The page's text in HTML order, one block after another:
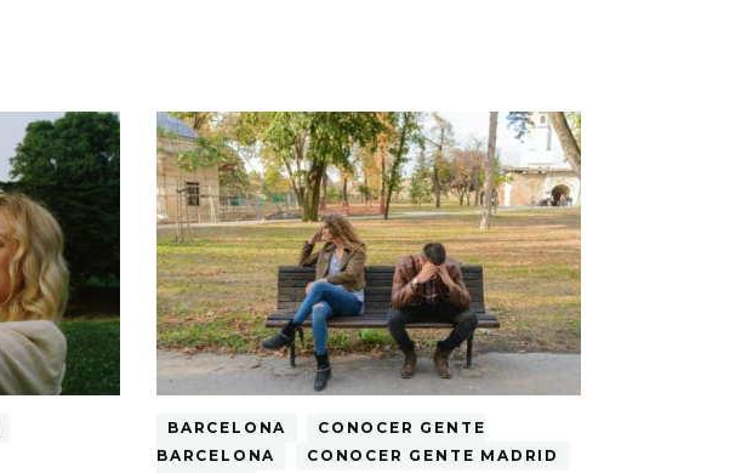
BARCELONA
CONOCER GENTE
BARCELONA
CONOCER GENTE MADRID